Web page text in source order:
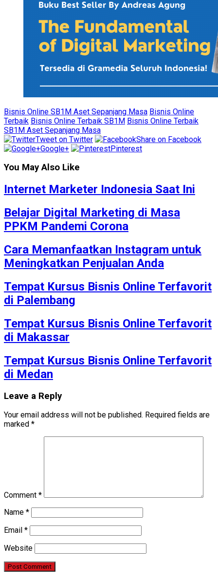
Bisnis Online SB1M Aset Sepanjang Masa Bisnis Online
Terbaik Bisnis Online Terbaik SB1M Bisnis Online Terbaik
SB1M Aset Sepanjang Masa
Tweet on Twitter
Share on Facebook
Google+
Pinterest
You May Also Like
Internet Marketer Indonesia Saat Ini
Belajar Digital Marketing di Masa
PPKM Pandemi Corona
Cara Memanfaatkan Instagram untuk
Meningkatkan Penjualan Anda
Tempat Kursus Bisnis Online Terfavorit
di Palembang
Tempat Kursus Bisnis Online Terfavorit
di Makassar
Tempat Kursus Bisnis Online Terfavorit
di Medan
Leave a Reply
Your email address will not be published. Required fields are
marked *
Comment *
Name *
Email *
Website